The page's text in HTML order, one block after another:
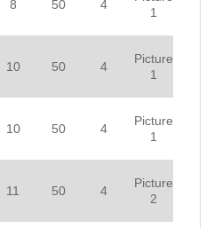
8 50 4
1
10 50 4
Picture
1
10 50 4
Picture
1
11 50 4
Picture
2